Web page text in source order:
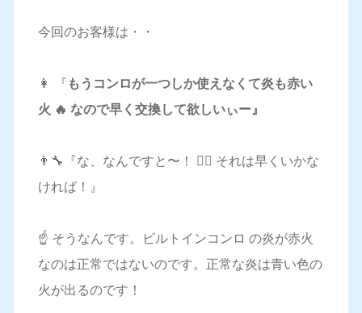
今回のお客様は・・
👩 『 もうコンロが一つしか使えなくて炎も赤い
火 🔥 なので早く交換して欲しいぃー』
👨‍🔧『な、なんですと〜！ 🏃‍♂️ それは早くいかな
ければ！』
☝️ そうなんです。ビルトインコンロ の炎が赤火
なのは正常ではないのです。正常な炎は青い色の
火が出るのです！